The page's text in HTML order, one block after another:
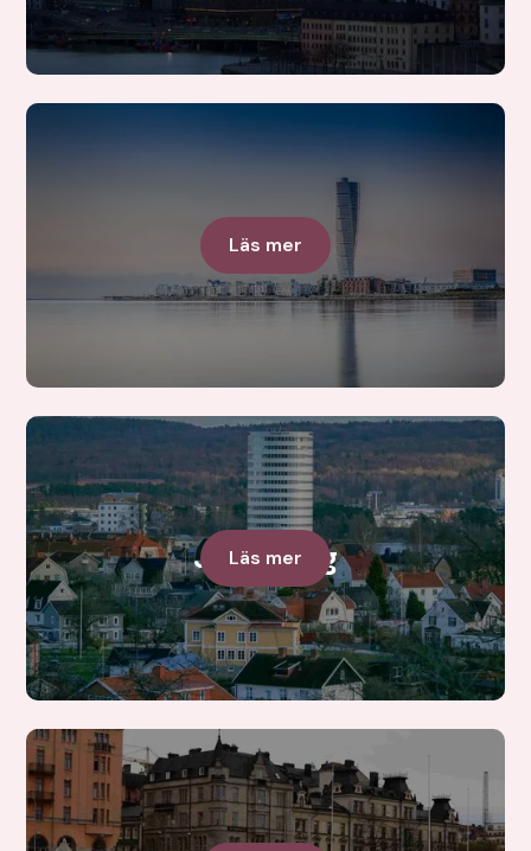
Skåne
Läs mer
Jönköping
Läs mer